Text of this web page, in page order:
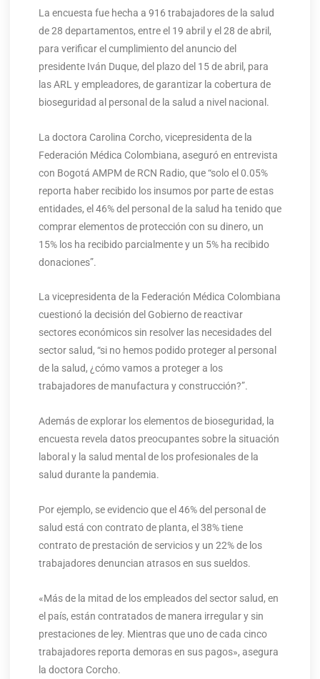
La encuesta fue hecha a 916 trabajadores de la salud
de 28 departamentos, entre el 19 abril y el 28 de abril,
para verificar el cumplimiento del anuncio del
presidente Iván Duque, del plazo del 15 de abril, para
las ARL y empleadores, de garantizar la cobertura de
bioseguridad al personal de la salud a nivel nacional.
La doctora Carolina Corcho, vicepresidenta de la
Federación Médica Colombiana, aseguró en entrevista
con Bogotá AMPM de RCN Radio, que “solo el 0.05%
reporta haber recibido los insumos por parte de estas
entidades, el 46% del personal de la salud ha tenido que
comprar elementos de protección con su dinero, un
15% los ha recibido parcialmente y un 5% ha recibido
donaciones”.
La vicepresidenta de la Federación Médica Colombiana
cuestionó la decisión del Gobierno de reactivar
sectores económicos sin resolver las necesidades del
sector salud, “si no hemos podido proteger al personal
de la salud, ¿cómo vamos a proteger a los
trabajadores de manufactura y construcción?”.
Además de explorar los elementos de bioseguridad, la
encuesta revela datos preocupantes sobre la situación
laboral y la salud mental de los profesionales de la
salud durante la pandemia.
Por ejemplo, se evidencio que el 46% del personal de
salud está con contrato de planta, el 38% tiene
contrato de prestación de servicios y un 22% de los
trabajadores denuncian atrasos en sus sueldos.
«Más de la mitad de los empleados del sector salud, en
el país, están contratados de manera irregular y sin
prestaciones de ley. Mientras que uno de cada cinco
trabajadores reporta demoras en sus pagos», asegura
la doctora Corcho.